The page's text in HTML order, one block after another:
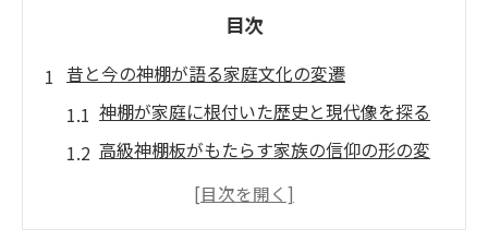
目次
昔と今の神棚が語る家庭文化の変遷
神棚が家庭に根付いた歴史と現代像を探る
高級神棚板がもたらす家族の信仰の形の変